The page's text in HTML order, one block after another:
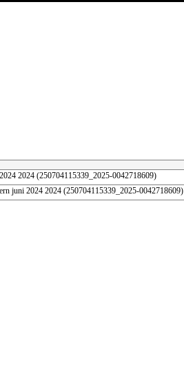
2024 (250704115339_2025-0042718609)
juni 2024 2024 (250704115339_2025-0042718609)